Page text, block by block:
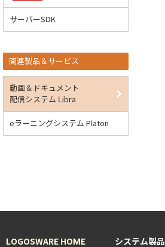
サーバーSDK
関連製品＆サービス
動画＆ドキュメント
配信システム Libra
eラーニングシステム Platon
LOGOSWARE HOME システム製品